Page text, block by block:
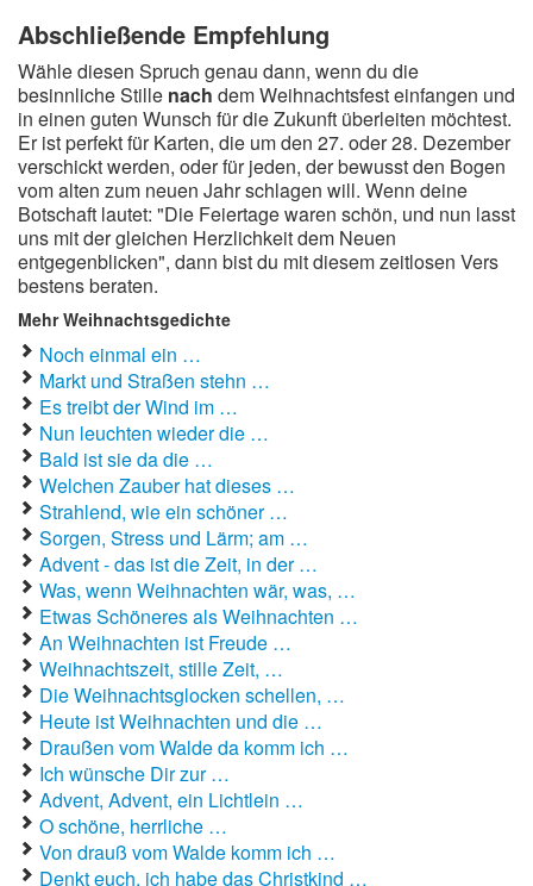
Abschließende Empfehlung
Wähle diesen Spruch genau dann, wenn du die
besinnliche Stille nach dem Weihnachtsfest einfangen und
in einen guten Wunsch für die Zukunft überleiten möchtest.
Er ist perfekt für Karten, die um den 27. oder 28. Dezember
verschickt werden, oder für jeden, der bewusst den Bogen
vom alten zum neuen Jahr schlagen will. Wenn deine
Botschaft lautet: "Die Feiertage waren schön, und nun lasst
uns mit der gleichen Herzlichkeit dem Neuen
entgegenblicken", dann bist du mit diesem zeitlosen Vers
bestens beraten.
Mehr Weihnachtsgedichte
Noch einmal ein …
Markt und Straßen stehn …
Es treibt der Wind im …
Nun leuchten wieder die …
Bald ist sie da die …
Welchen Zauber hat dieses …
Strahlend, wie ein schöner …
Sorgen, Stress und Lärm; am …
Advent - das ist die Zeit, in der …
Was, wenn Weihnachten wär, was, …
Etwas Schöneres als Weihnachten …
An Weihnachten ist Freude …
Weihnachtszeit, stille Zeit, …
Die Weihnachtsglocken schellen, …
Heute ist Weihnachten und die …
Draußen vom Walde da komm ich …
Ich wünsche Dir zur …
Advent, Advent, ein Lichtlein …
O schöne, herrliche …
Von drauß vom Walde komm ich …
Denkt euch, ich habe das Christkind …